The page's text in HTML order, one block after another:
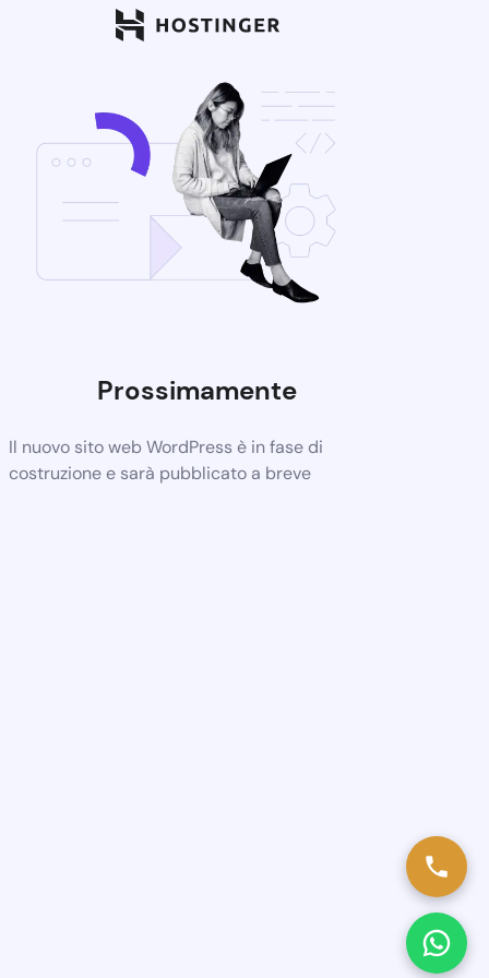
Prossimamente
Il nuovo sito web WordPress è in fase di
costruzione e sarà pubblicato a breve